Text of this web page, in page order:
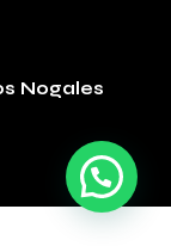
Nogales